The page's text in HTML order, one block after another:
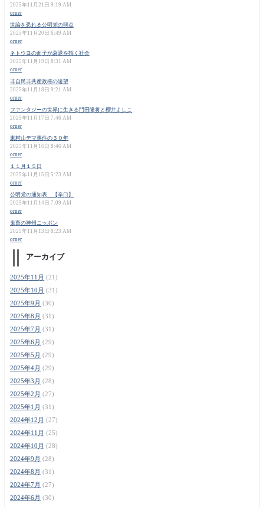
2025年11月21日 9:19 AM
orner
世論を恐れる公明党の弱点
2025年11月20日 6:49 AM
orner
ネトウヨの面子が衰退を招く社会
2025年11月19日 8:31 AM
orner
非自民非共産政権の遠望
2025年11月18日 9:21 AM
orner
ファンタジーの世界に生きる門田隆将と櫻井よしこ
2025年11月17日 7:46 AM
orner
東村山デマ事件の３０年
2025年11月16日 8:46 AM
orner
１１月１５日
2025年11月15日 5:23 AM
orner
公明党の通知表 【辛口】
2025年11月14日 7:09 AM
orner
鬼畜の神州ニッポン
2025年11月13日 8:23 AM
orner
アーカイブ
2025年11月 (21)
2025年10月 (31)
2025年9月 (30)
2025年8月 (31)
2025年7月 (31)
2025年6月 (29)
2025年5月 (29)
2025年4月 (29)
2025年3月 (28)
2025年2月 (27)
2025年1月 (31)
2024年12月 (27)
2024年11月 (25)
2024年10月 (28)
2024年9月 (28)
2024年8月 (31)
2024年7月 (27)
2024年6月 (30)